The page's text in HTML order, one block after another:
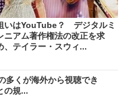
いはYouTube？ デジタルミ
ニアム著作権法の改正を求
、テイラー・スウィ...
多くが海外から視聴でき
規...